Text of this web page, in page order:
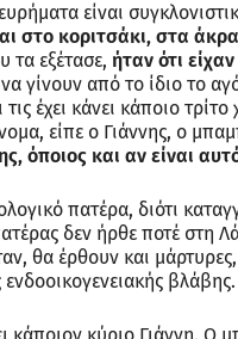
είναι
στο κοριτσάκι, στα
τα εξέτασε, ήταν ότι
γίνουν από το ίδιο το
έχει κάνει κάποιο τρίτο
είπε ο Γιάννης, ο
όποιος και αν είναι
πατέρα, διότι
δεν ήρθε ποτέ στη
θα έρθουν και
βλάβης.